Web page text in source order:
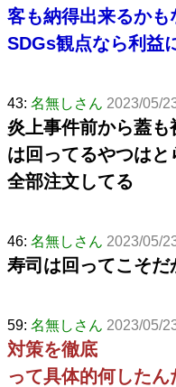
客も納得出来るかも
SDGs観点なら利益
43: 名無しさん 2023/05/
炎上事件前から蓋も
は回ってるやつはと
全部注文してる
46: 名無しさん 2023/05/
寿司は回ってこそだ
59: 名無しさん 2023/05/
対策を徹底
って具体的何したん